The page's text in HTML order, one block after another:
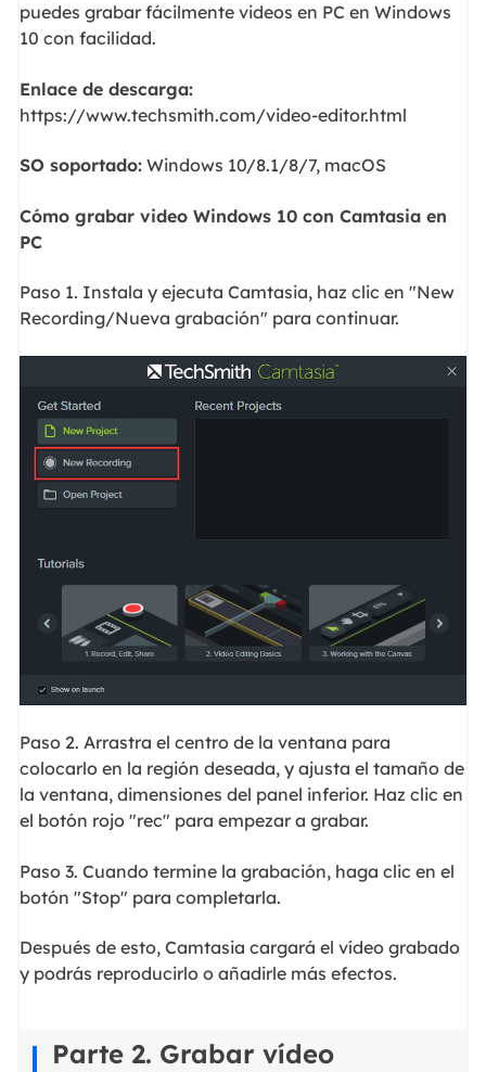
puedes grabar fácilmente videos en PC en Windows
10 con facilidad.
Enlace de descarga:
https://www.techsmith.com/video-editor.html
SO soportado:Windows 10/8.1/8/7, macOS
Cómo grabar video Windows 10 con Camtasia en
PC
Paso 1. Instala y ejecuta Camtasia, haz clic en "New
Recording/Nueva grabación" para continuar.
Paso 2. Arrastra el centro de la ventana para
colocarlo en la región deseada, y ajusta el tamaño de
la ventana, dimensiones del panel inferior. Haz clic en
el botón rojo "rec" para empezar a grabar.
Paso 3. Cuando termine la grabación, haga clic en el
botón "Stop" para completarla.
Después de esto, Camtasia cargará el vídeo grabado
y podrás reproducirlo o añadirle más efectos.
Parte 2. Grabar vídeo